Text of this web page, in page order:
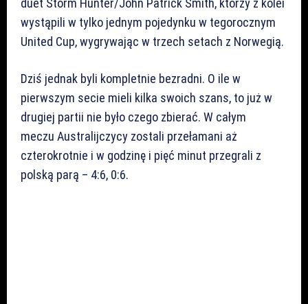
duet Storm Hunter/John Patrick Smith, którzy z kolei
wystąpili w tylko jednym pojedynku w tegorocznym
United Cup, wygrywając w trzech setach z Norwegią.
Dziś jednak byli kompletnie bezradni. O ile w
pierwszym secie mieli kilka swoich szans, to już w
drugiej partii nie było czego zbierać. W całym
meczu Australijczycy zostali przełamani aż
czterokrotnie i w godzinę i pięć minut przegrali z
polską parą – 4:6, 0:6.